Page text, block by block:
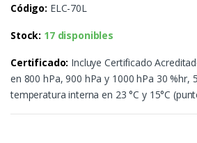
Código: ELC-70L
Stock: 17 disponibles
Certificado: Incluye Certificado
en 800 hPa, 900 hPa y 1000 hPa 30 %hr,
temperatura interna en 23 °C y 15°C